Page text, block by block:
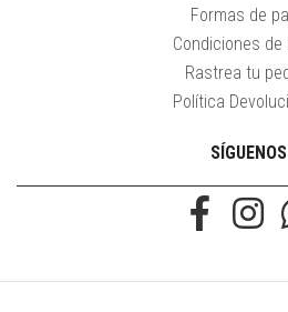
Formas de
Condiciones de
Rastrea tu
Política
SÍGUENOS